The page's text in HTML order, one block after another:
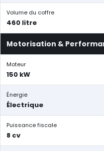
Volume du coffre
460 litre
Motorisation &
Moteur
150 kW
Énergie
Électrique
Puissance fiscale
8 cv